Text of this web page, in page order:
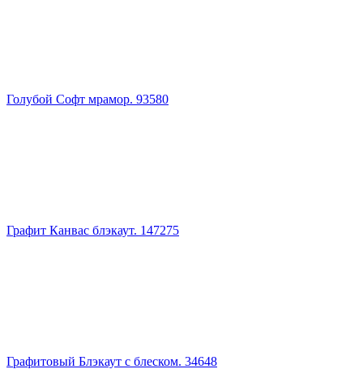
Голубой Софт мрамор. 93580
Графит Канвас блэкаут. 147275
Графитовый Блэкаут с блеском. 34648